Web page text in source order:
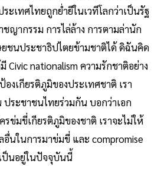
ระเทศไทยถูกย่ำยีในเวทีโลกว่าเป็นรัฐ
ญากรรม การไล่ล้าง การตามล่านัก
ชนประชาธิปไตยข้ามชาติได้ ดิฉันคิด
Civic nationalism ความรักชาติอย่าง
งเกียรติภูมิของประเทศชาติ เรา
ระชาชนไทยร่วมกัน บอกว่าเอก
รข่มขี่เกียรติภูมิของชาติ เราจะไม่ให้
อื่นในการมาข่มขี่ และ compromise
ป็นอยู่ในปัจจุบันนี้